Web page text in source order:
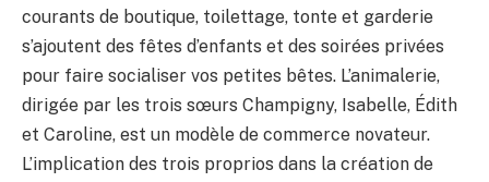
courants de boutique, toilettage, tonte et garderie
s’ajoutent des fêtes d’enfants et des soirées privées
pour faire socialiser vos petites bêtes. L’animalerie,
dirigée par les trois sœurs Champigny, Isabelle, Édith
et Caroline, est un modèle de commerce novateur.
L’implication des trois proprios dans la création de